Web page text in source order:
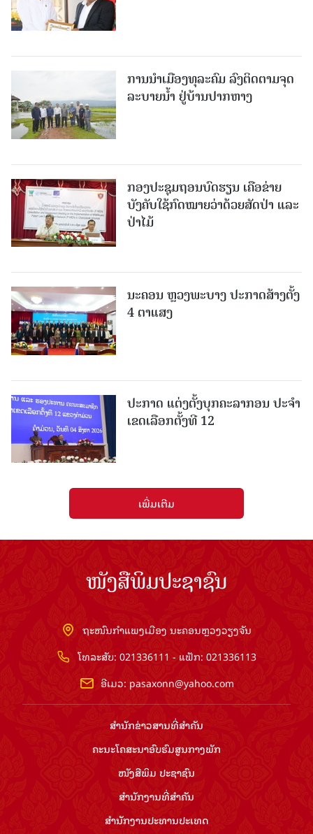
ການນໍາເມືອງທຸລະຄົມ ລົງຕິດຕາມຈຸດ
ລະບາຍນໍ້າ ຢູ່ບ້ານປາກຫາງ
ກອງປະຊຸມຖອນບົດຮຽນ ເຄືອຂ່າຍ
ບັງຄັບໃຊ້ກົດໝາຍວ່າດ້ວຍສັດປ່າ ແລະ
ປ່າໄມ້
ນະຄອນ ຫຼວງພະບາງ ປະ​ກາດ​ສ້າງ​ຕັ້ງ
4 ຕາແສງ
ປະກາດ ແຕ່ງຕັ້ງບຸກຄະລາກອນ ປະຈໍາ
ເຂດເລືອກຕັ້ງທີ 12
ເພີ່ມເຕີມ
ໜັງສືພິມປະຊາຊົນ
ຖະໜົນກຳແພງເມືອງ ນະຄອນຫຼວງວຽງຈັນ
ໂທລະສັບ: 021336111 - ແຟັກ: 021336113
ອີເມວ: pasaxonn@yahoo.com
ສຳ​ນັກ​ຂ່າວ​ສານ​ທີ່​ສຳ​ຄັນ​
ຄະນະໂຄສະນາອົບຮົມ​ສູນ​ກາງ​ພັກ
ໜັງສືພິມ ປະ​ຊາ​ຊົນ
ສຳ​ນັກ​ງານ​ທີ່​ສຳ​ຄັນ
ສຳ​ນັກ​ງານ​ປະ​ທານ​ປະ​ເທດ